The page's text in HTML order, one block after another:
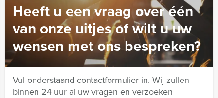
Heeft u een vraag over één
van onze uitjes of wilt u uw
wensen met ons bespreken?
Vul onderstaand contactformulier in. Wij zullen
binnen 24 uur al uw vragen en verzoeken